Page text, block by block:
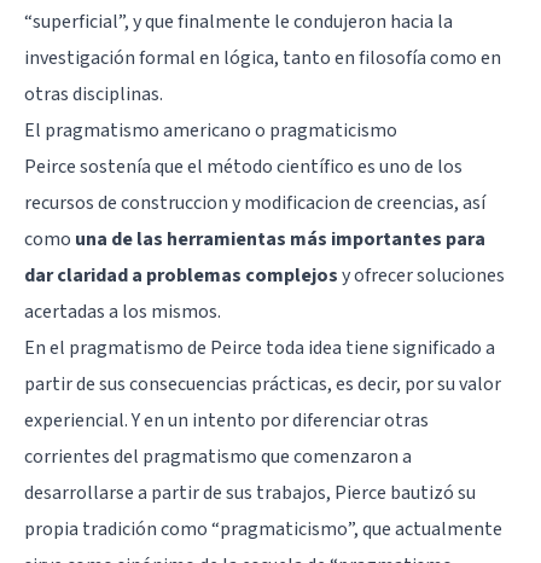
“superficial”, y que finalmente le condujeron hacia la
investigación formal en lógica, tanto en filosofía como en
otras disciplinas.
El pragmatismo americano o pragmaticismo
Peirce sostenía que el método científico es uno de los
recursos de construccion y modificacion de creencias, así
como una de las herramientas más importantes para
dar claridad a problemas complejosy ofrecer soluciones
acertadas a los mismos.
En el pragmatismo de Peirce toda idea tiene significado a
partir de sus consecuencias prácticas, es decir, por su valor
experiencial. Y en un intento por diferenciar otras
corrientes del pragmatismo que comenzaron a
desarrollarse a partir de sus trabajos, Pierce bautizó su
propia tradición como “pragmaticismo”, que actualmente